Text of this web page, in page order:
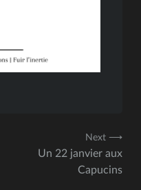
Next ⟶
Un 22 janvier aux
Capucins